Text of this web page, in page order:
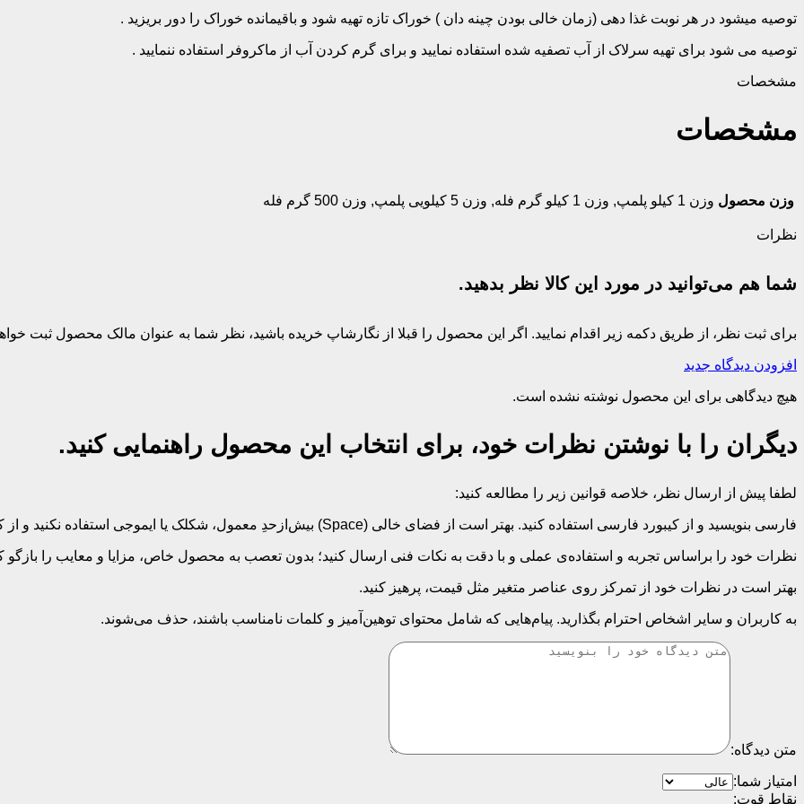
توصیه میشود در هر نوبت غذا دهی (زمان خالی بودن چینه دان ) خوراک تازه تهیه شود و باقیمانده خوراک را دور بریزید .
توصیه می شود برای تهیه سرلاک از آب تصفیه شده استفاده نمایید و برای گرم کردن آب از ماکروفر استفاده ننمایید .
مشخصات
مشخصات
وزن محصول وزن 1 کیلو پلمپ , وزن 1 کیلو گرم فله , وزن 5 کیلویی پلمپ , وزن 500 گرم فله
نظرات
شما هم می‌توانید در مورد این کالا نظر بدهید.
برای ثبت نظر، از طریق دکمه زیر اقدام نمایید. اگر این محصول را قبلا از نگارشاپ خریده باشید، نظر شما به عنوان مالک محصول ثبت
افزودن دیدگاه جدید
هیچ دیدگاهی برای این محصول نوشته نشده است.
دیگران را با نوشتن نظرات خود، برای انتخاب این محصول راهنمایی کنید.
لطفا پیش از ارسال نظر، خلاصه قوانین زیر را مطالعه کنید:
فارسی بنویسید و از کیبورد فارسی استفاده کنید. بهتر است از فضای خالی (Space) بیش‌از‌حدِ معمول، شکلک یا ایموجی استفاده نکنید و از کشیدن حروف یا کلمات با صفحه‌کلید بپرهیزید.
نظرات خود را براساس تجربه و استفاده‌ی عملی و با دقت به نکات فنی ارسال کنید؛ بدون تعصب به محصول خاص، مزایا و معایب را بازگو
بهتر است در نظرات خود از تمرکز روی عناصر متغیر مثل قیمت، پرهیز کنید.
به کاربران و سایر اشخاص احترام بگذارید. پیام‌هایی که شامل محتوای توهین‌آمیز و کلمات نامناسب باشند، حذف می‌شوند.
متن دیدگاه:
امتیاز شما:
نقاط قوت: